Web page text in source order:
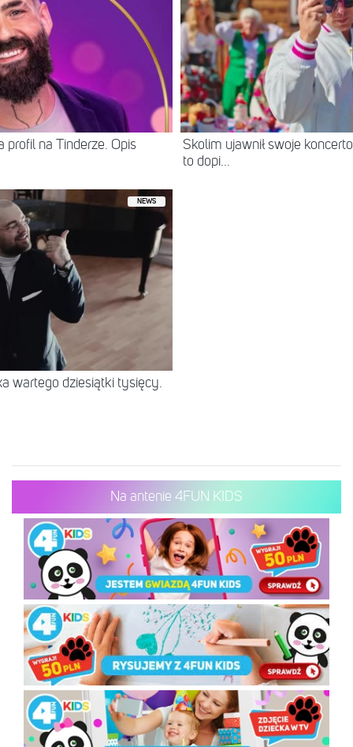
profil na Tinderze. Opis
Skolim ujawnił swoje
to dopi...
NEWS
wartego dziesiątki tysięcy.
Na antenie 4FUN KIDS